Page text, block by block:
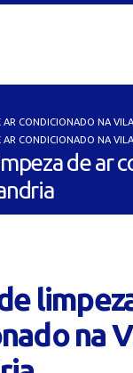
AR CONDICIONADO NA
AR CONDICIONADO NA
de ar
na